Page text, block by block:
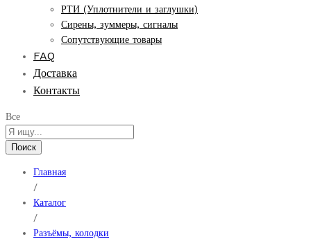
РТИ (Уплотнители и заглушки)
Сирены, зуммеры, сигналы
Сопутствующие товары
FAQ
Доставка
Контакты
Все
Поиск
Главная
/
Каталог
/
Разъёмы, колодки